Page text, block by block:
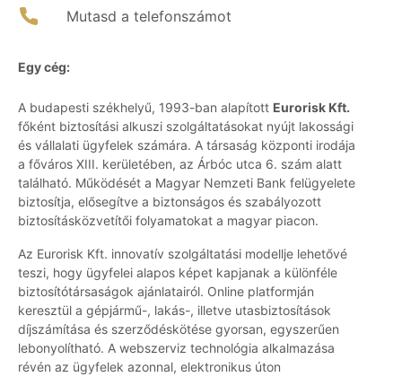
Mutasd a telefonszámot
Egy cég:
A budapesti székhelyű, 1993-ban alapított Eurorisk Kft.
főként biztosítási alkuszi szolgáltatásokat nyújt lakossági
és vállalati ügyfelek számára. A társaság központi irodája
a főváros XIII. kerületében, az Árbóc utca 6. szám alatt
található. Működését a Magyar Nemzeti Bank felügyelete
biztosítja, elősegítve a biztonságos és szabályozott
biztosításközvetítői folyamatokat a magyar piacon.
Az Eurorisk Kft. innovatív szolgáltatási modellje lehetővé
teszi, hogy ügyfelei alapos képet kapjanak a különféle
biztosítótársaságok ajánlatairól. Online platformján
keresztül a gépjármű-, lakás-, illetve utasbiztosítások
díjszámítása és szerződéskötése gyorsan, egyszerűen
lebonyolítható. A webszerviz technológia alkalmazása
révén az ügyfelek azonnal, elektronikus úton